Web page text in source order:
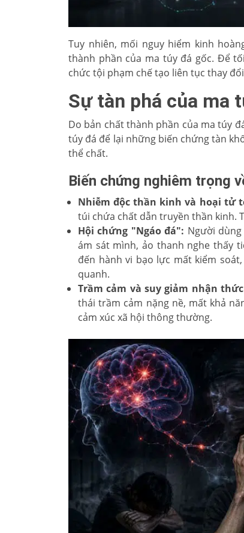
Tuy nhiên, mối nguy hiểm kinh
thành phần của ma túy đá gốc. Để
chức tội phạm chế tạo liên tục thay
Sự tàn phá của ma
Do bản chất thành phần của ma túy
túy đá để lại những biến chứng tàn
thể chất.
Biến chứng nghiêm trọng
Nhiễm độc thần kinh và hoại tử
túi chứa chất dẫn truyền thần kinh.
Hội chứng "Ngáo đá": Người
ám sát mình, ảo thanh nghe thấy
đến hành vi bạo lực mất kiểm
quanh.
Trầm cảm và suy giảm nhận
thái trầm cảm nặng nề, mất khả
cảm xúc xã hội thông thường.